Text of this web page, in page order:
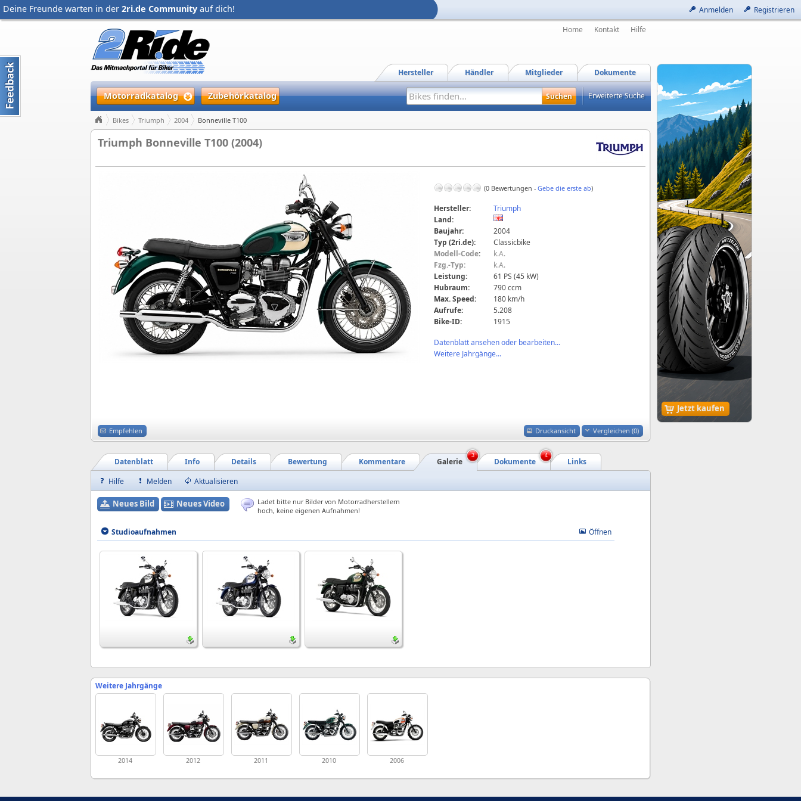
Anmelden Registrieren
Deine Freunde warten in der 2ri.de Community auf dich!
Jetzt kaufen
Home Kontakt Hilfe
Dokumente
Mitglieder
Händler
Hersteller
Motorradkatalog Zubehörkatalog Erweiterte Suche
Bikes Triumph 2004 Bonneville T100
Triumph Bonneville T100 (2004)
(0 Bewertungen - Gebe die erste ab)
Hersteller:
Triumph
Land:
Baujahr:
2004
Typ (2ri.de):
Classicbike
Modell-Code:
k.A.
Fzg.-Typ:
k.A.
Leistung:
61 PS (45 kW)
Hubraum:
790 ccm
Max. Speed:
180 km/h
Aufrufe:
5.208
Bike-ID:
1915
Datenblatt ansehen oder bearbeiten...
Weitere Jahrgänge...
Druckansicht Vergleichen (0)
Empfehlen
Links
Dokumente
Galerie
Kommentare
Bewertung
Details
Info
Datenblatt
3 4
Hilfe Melden Aktualisieren
Neues Bild Neues Video
Ladet bitte nur Bilder von Motorradherstellern
hoch, keine eigenen Aufnahmen!
Öffnen
Studioaufnahmen
Weitere Jahrgänge
2014 2012 2011 2010 2006